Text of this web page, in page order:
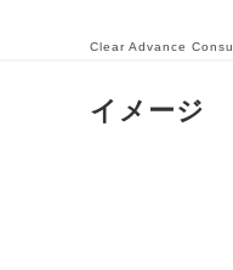
Clear Advance
イメージ